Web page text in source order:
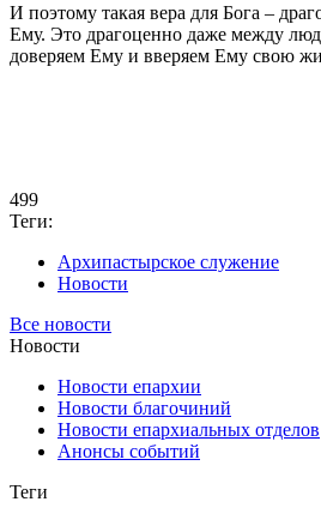
И поэтому такая вера для Бога –
Ему. Это драгоценно даже между
доверяем Ему и вверяем Ему свою
499
Теги:
Архипастырское служение
Новости
Все новости
Новости
Новости епархии
Новости благочиний
Новости епархиальных отделов
Анонсы событий
Теги